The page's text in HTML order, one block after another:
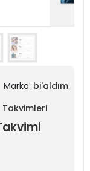
Marka: bi'aldım
Takvimleri